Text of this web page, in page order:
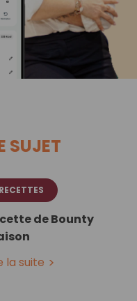
SUJET
RECETTES
de Bounty
la suite